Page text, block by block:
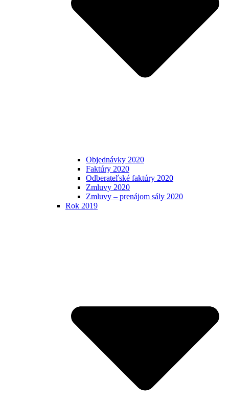
Objednávky 2020
Faktúry 2020
Odberateľské faktúry 2020
Zmluvy 2020
Zmluvy – prenájom sály 2020
Rok 2019